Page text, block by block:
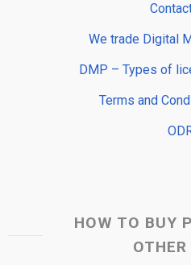
We trade Digital
DMP – Types of
Terms and
HOW TO BUY